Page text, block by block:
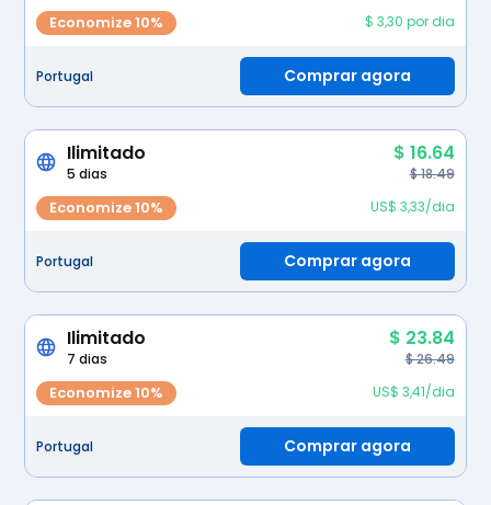
Economize 10% $ 3,30 por dia
Portugal Comprar agora
Ilimitado $ 16.64
5 dias $ 18.49
Economize 10% US$ 3,33/dia
Portugal Comprar agora
Ilimitado $ 23.84
7 dias $ 26.49
Economize 10% US$ 3,41/dia
Portugal Comprar agora